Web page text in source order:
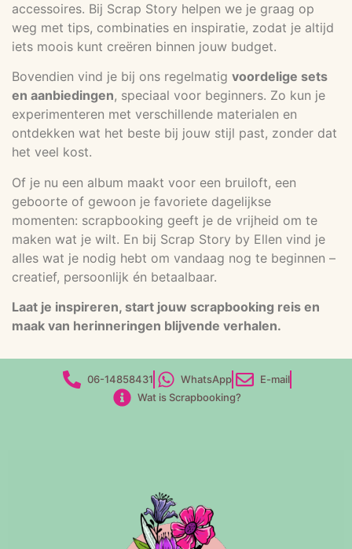
accessoires. Bij Scrap Story helpen we je graag op
weg met tips, combinaties en inspiratie, zodat je altijd
iets moois kunt creëren binnen jouw budget.
Bovendien vind je bij ons regelmatig voordelige sets
en aanbiedingen, speciaal voor beginners. Zo kun je
experimenteren met verschillende materialen en
ontdekken wat het beste bij jouw stijl past, zonder dat
het veel kost.
Of je nu een album maakt voor een bruiloft, een
geboorte of gewoon je favoriete dagelijkse
momenten: scrapbooking geeft je de vrijheid om te
maken wat je wilt. En bij Scrap Story by Ellen vind je
alles wat je nodig hebt om vandaag nog te beginnen –
creatief, persoonlijk én betaalbaar.
Laat je inspireren, start jouw scrapbooking reis en
maak van herinneringen blijvende verhalen.
06-14858431 WhatsApp
E-mail
Wat is Scrapbooking?